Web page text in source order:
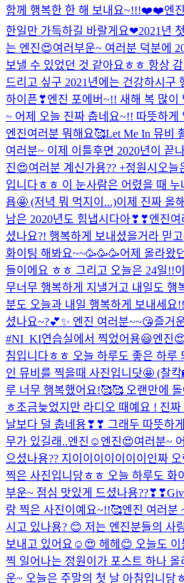
함께 행복한 한 해 보내요~!!!❤️❤️엔
한일만 가득하길 바랄게요❤2021년
는 엔진😍여러부운~ 여러분 덕분에
보낼 수 있었던 것 같아요ㅎㅎ 항상
드리고 싶구 2021년에는 건강하시구
하이픈❣엔진 포에버~!! 새해 복 많이
~ 어제 오늘 진짜 춥네요~!! 따뜻하
엔진여러분 뭐해요🥰Let Me In 뮤비
여러분~ 이제 이틀후면 2020년이 끝
진😍여러분 계신가용?? +정원시 오늘
입니다ㅎㅎ 이 눈사람은 어렸을 때 누
욥🤩 (저녁 뭐 먹지이...)이제 진짜 올
남은 2020년도 힘냅시다아❣❣엔진여
셨나요?! 행복하게 보내셨을거라 믿
화이팅 해봐요~~🥳🥳🥳어제 올라왔
들이에요 ㅎㅎ 그리고 오늘은 24일!!
무너무 행복하게 지낼거고 내일도 행
분도 오늘과 내일 행복하게 보내세요!!
셨나요~?💕✨ 엔진 여러분~~😘즐거
#NI_KI연습실에서 찍었어용😃엔진
침입니다ㅎㅎ 오늘 하루도 좋은 하루
인 뮤비를 찍을때 사진입니닷🤩 (찰
루 너무 행복했어요!🥰🥰 오랜만에
ㅎ조금늦었지만 라디오 때예요 ! 진
날보다 덜 춥네용❣❣ 그래두 따뜻하
무가 있길래..엔진☺️ 엔진😍여러분~
으셨나용?? 지이이이이이이이인짜
찍은 사진입니당ㅎㅎ 오늘 하루도
부운~ 점심 맛있게 드셨나용??❣❣
랑 찍은 사진이예요~!!🥰엔진 여러분
시고 있나용? 😊 저는 엔진분들의 사
보내고 있어요☺️😍 헤헤😊 오늘도
찍 일어나는 정원이가 포스트 하나
운~ 오늘은 주말의 첫 날 아침입니당